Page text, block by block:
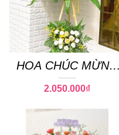
HOA CHÚC MỪNG
33
2.050.000₫